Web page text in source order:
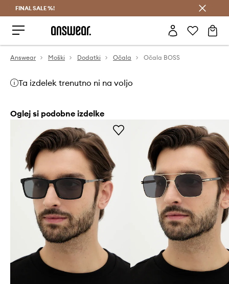
FINAL SALE %!
Answear Moški Dodatki Očala Očala BOSS
Ta izdelek trenutno ni na voljo
Oglej si podobne izdelke